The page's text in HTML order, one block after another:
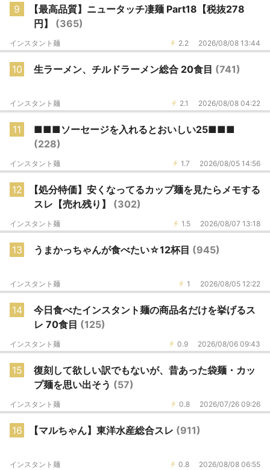
9
【最高品質】ニュータッチ凄麺 Part18【税抜278
円】 (365)
2.2 2026/08/08 13:44
インスタント麺
10 生ラーメン、チルドラーメン総合 20食目 (741)
2.1 2026/08/08 04:22
インスタント麺
11
■■■ソーセージを入れるとおいしい25■■■
(228)
1.7 2026/08/05 14:56
インスタント麺
12
【処分特価】安くなってるカップ麺を見たらメモする
スレ【売れ残り】 (302)
1.5 2026/08/07 13:18
インスタント麺
13 うまかっちゃんが食べたい☆12杯目 (945)
1 2026/08/05 12:22
インスタント麺
14
今日食べたインスタント麺の商品名だけを挙げるス
レ 70食目 (125)
0.9 2026/08/06 09:43
インスタント麺
15
復刻して欲しい訳でもないが、昔あった袋麺・カッ
プ麺を思い出そう (57)
0.8 2026/07/26 09:26
インスタント麺
16 【マルちゃん】東洋水産総合スレ (911)
0.8 2026/08/08 06:55
インスタント麺